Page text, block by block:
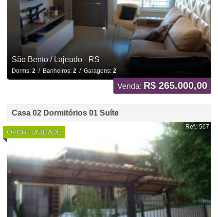
São Bento / Lajeado - RS
Dorms: 2/ Banheiros: 2/ Garagens: 2
Venda: R$ 265.000,00
Casa 02 Dormitórios 01 Suíte
OPORTUNIDADE
Ref.: 567